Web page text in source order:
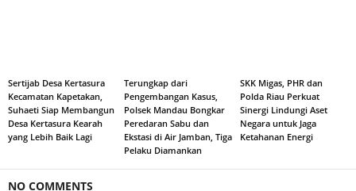
Sertijab Desa Kertasura
Kecamatan Kapetakan,
Suhaeti Siap Membangun
Desa Kertasura Kearah
yang Lebih Baik Lagi
Terungkap dari
Pengembangan Kasus,
Polsek Mandau Bongkar
Peredaran Sabu dan
Ekstasi di Air Jamban, Tiga
Pelaku Diamankan
SKK Migas, PHR dan
Polda Riau Perkuat
Sinergi Lindungi Aset
Negara untuk Jaga
Ketahanan Energi
NO COMMENTS